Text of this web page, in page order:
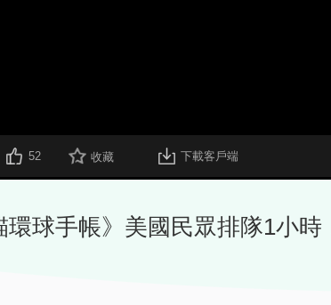
52 收藏 下載客戶端
環球手帳》美國民眾排隊1小時